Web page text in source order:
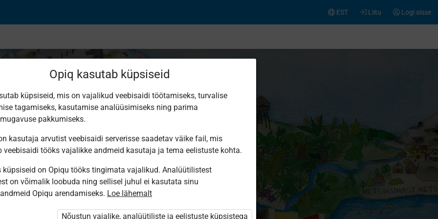
Logi sisse
Liitu
EST
2
Opiq kasutab küpsiseid
küpsiseid, mis on vajalikud veebisaidi töötamiseks, turvalise
tagamiseks, kasutamise analüüsimiseks ning parima
pakkumiseks.
kasutaja arvutist veebisaidi serverisse saadetav väike fail, mis
veebisaidi tööks vajalikke andmeid kasutaja ja tema eelistuste kohta.
küpsiseid on Opiqu tööks tingimata vajalikud. Analüütilistest
on võimalik loobuda ning sellisel juhul ei kasutata sinu
Opiqu arendamiseks. Loe lähemalt
Nõustun vajalike, analüütiliste ja eelistuste küpsistega